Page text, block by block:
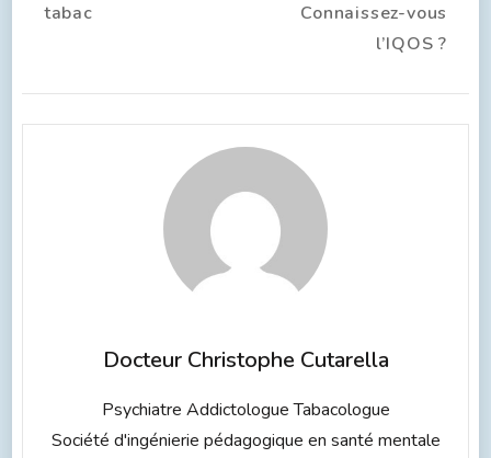
tabac
Connaissez-vous
l’IQOS ?
Docteur Christophe Cutarella
Psychiatre Addictologue Tabacologue
Société d'ingénierie pédagogique en santé mentale